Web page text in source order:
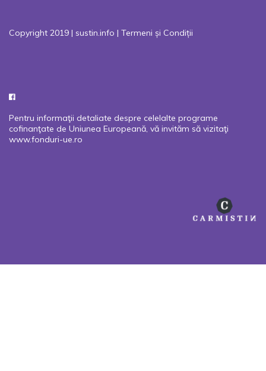
Copyright 2019 | sustin.info | Termeni și Condiții
Pentru informaţii detaliate despre celelalte programe
cofinanţate de Uniunea Europeană, vă invităm să vizitaţi
www.fonduri-ue.ro